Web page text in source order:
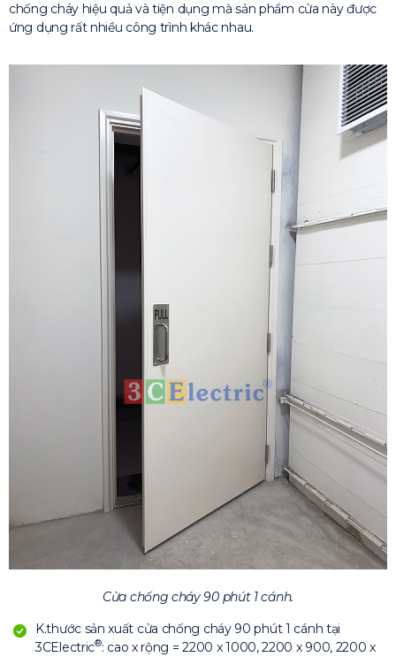
chống cháy hiệu quả và tiện dụng mà sản phẩm cửa này được
ứng dụng rất nhiều công trình khác nhau.
Cửa chống cháy 90 phút 1 cánh.
K.thước sản xuất cửa chống cháy 90 phút 1 cánh tại
3CElectric®: cao x rộng = 2200 x 1000, 2200 x 900, 2200 x